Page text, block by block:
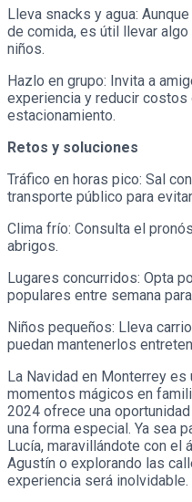
Lleva snacks y agua:
de comida, es útil llevar
niños.
Hazlo en grupo: Invita a
experiencia y reducir costos
estacionamiento.
Retos y soluciones
Tráfico en horas pico: Sal
transporte público para
Clima frío: Consulta el
abrigos.
Lugares concurridos: Opta
populares entre semana
Niños pequeños: Lleva
puedan mantenerlos
La Navidad en Monterrey es
momentos mágicos en
2024 ofrece una
una forma especial. Ya sea
Lucía, maravillándote con el
Agustín o explorando las
experiencia será inolvidable.